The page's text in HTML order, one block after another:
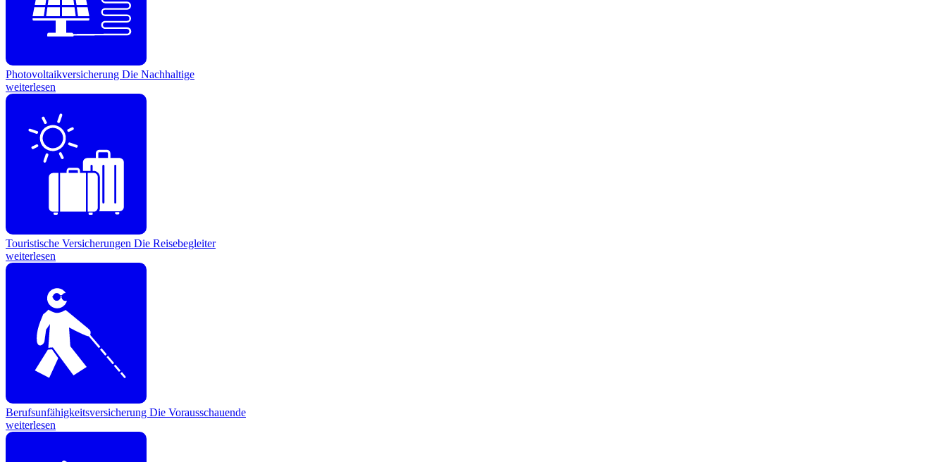
Photovoltaikversicherung Die Nachhaltige
weiterlesen
Touristische Versicherungen Die Reisebegleiter
weiterlesen
Berufsunfähigkeitsversicherung Die Vorausschauende
weiterlesen